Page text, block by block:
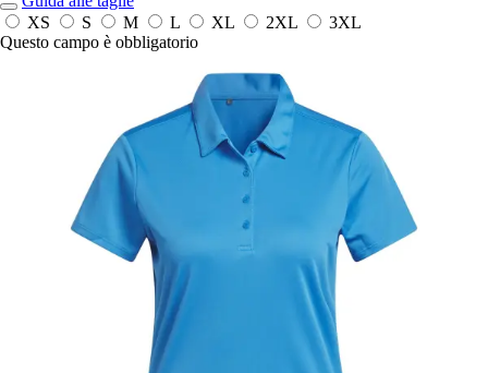
XS
S M L XL 2XL
3XL
Questo campo è obbligatorio